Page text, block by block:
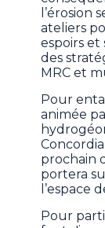
l’érosion
ateliers
espoirs
des
MRC et
Pour
animée
prochain
portera
l’espace
Pour